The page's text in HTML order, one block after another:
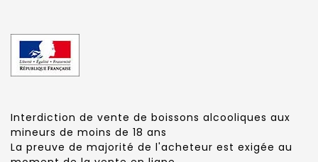
Interdiction de vente de boissons alcooliques aux
mineurs de moins de 18 ans
La preuve de majorité de l'acheteur est exigée au